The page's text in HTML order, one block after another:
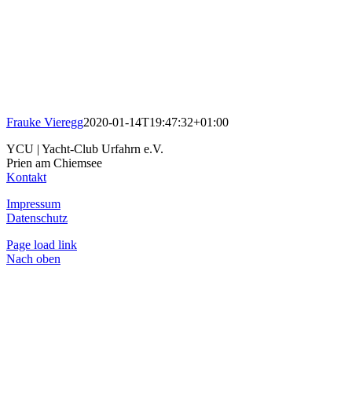
Frauke Vieregg2020-01-14T19:47:32+01:00
YCU | Yacht-Club Urfahrn e.V.
Prien am Chiemsee
Kontakt
Impressum
Datenschutz
Page load link
Nach oben